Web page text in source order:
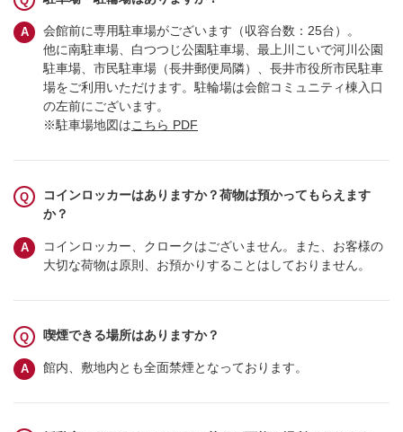
会館前に専用駐車場がございます（収容台数：25台）。
他に南駐車場、白つつじ公園駐車場、最上川こいで河川公園
駐車場、市民駐車場（長井郵便局隣）、長井市役所市民駐車
場をご利用いただけます。駐輪場は会館コミュニティ棟入口
の左前にございます。
※駐車場地図はこちら PDF
コインロッカーはありますか？荷物は預かってもらえます
か？
コインロッカー、クロークはございません。また、お客様の
大切な荷物は原則、お預かりすることはしておりません。
喫煙できる場所はありますか？
館内、敷地内とも全面禁煙となっております。